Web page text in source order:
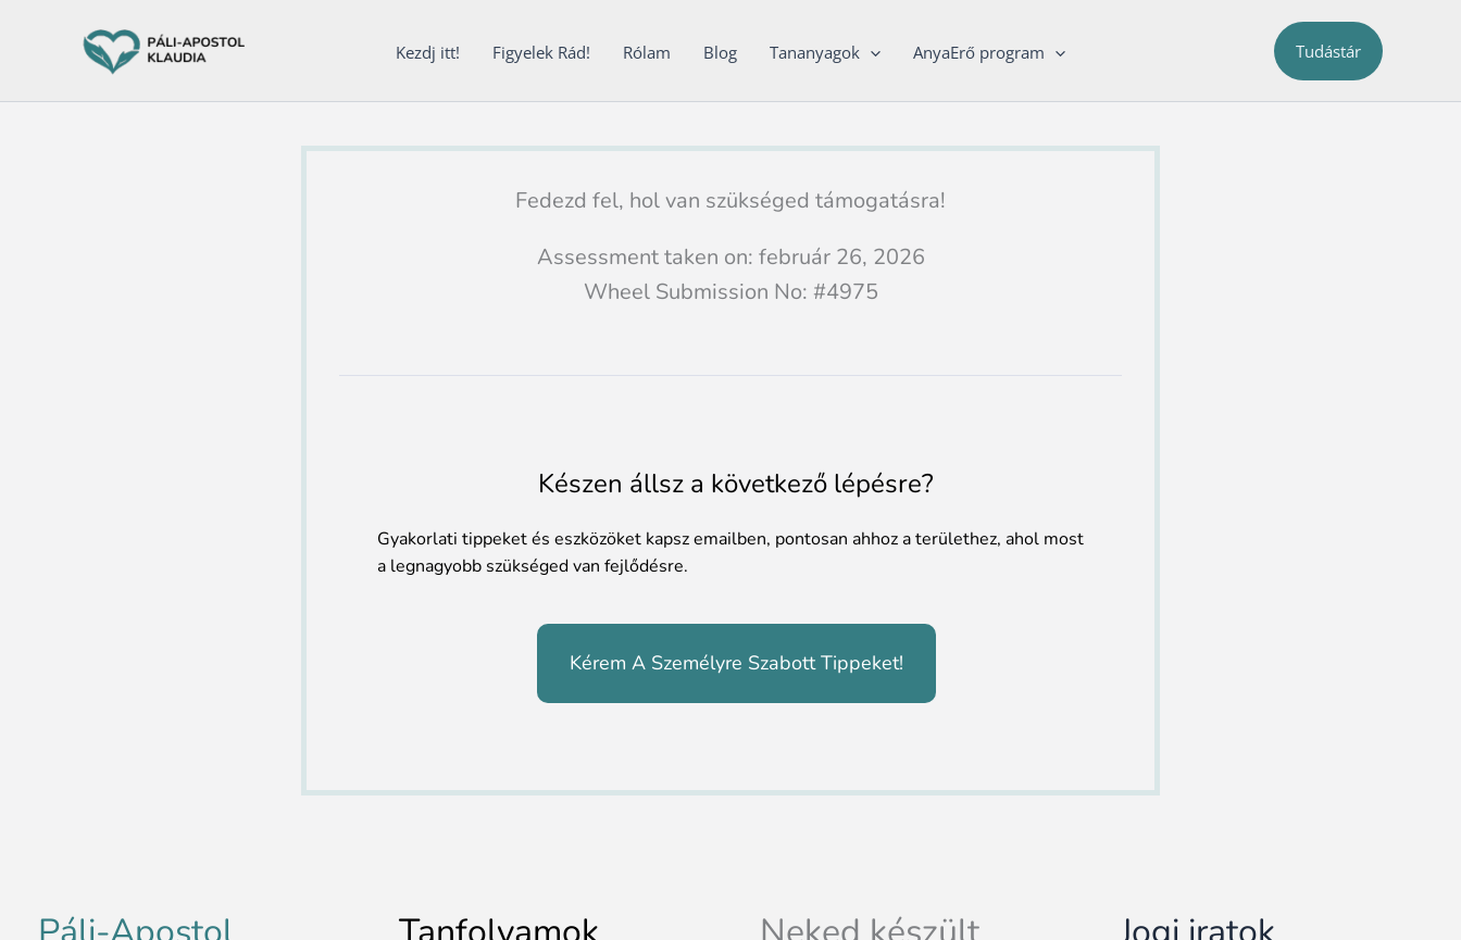
Kezdj itt! Figyelek Rád! Rólam Blog Tananyagok AnyaErő program Tudástár
Fedezd fel, hol van szükséged támogatásra!
Assessment taken on: február 26, 2026
Wheel Submission No: #4975
Készen állsz a következő lépésre?
Gyakorlati tippeket és eszközöket kapsz emailben, pontosan ahhoz a területhez, ahol most
a legnagyobb szükséged van fejlődésre.
Kérem A Személyre Szabott Tippeket!